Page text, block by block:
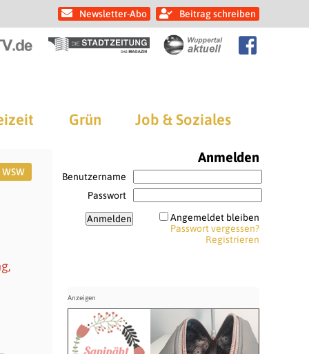
Newsletter-Abo Beitrag schreiben
Grün Job & Soziales
WSW
Anmelden
Benutzername
Passwort
Angemeldet bleiben
Passwort vergessen?
Registrieren